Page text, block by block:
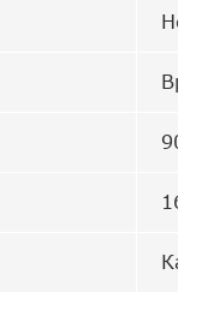
90
160